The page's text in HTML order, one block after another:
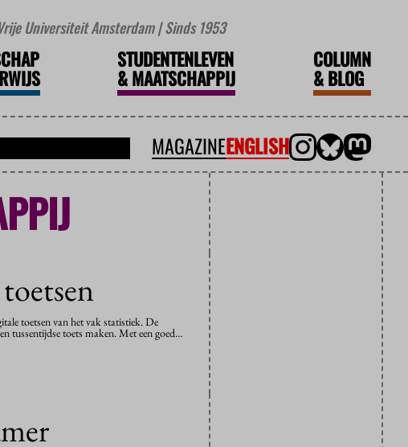
Universiteit Amsterdam | Sinds 1953
STUDENTENLEVEN
&MAATSCHAPPIJ
COLUMN
&BLOG
MAGAZINEENGLISH
toetsen van het vak statistiek. De
tussentijdse toets maken. Met een goed…